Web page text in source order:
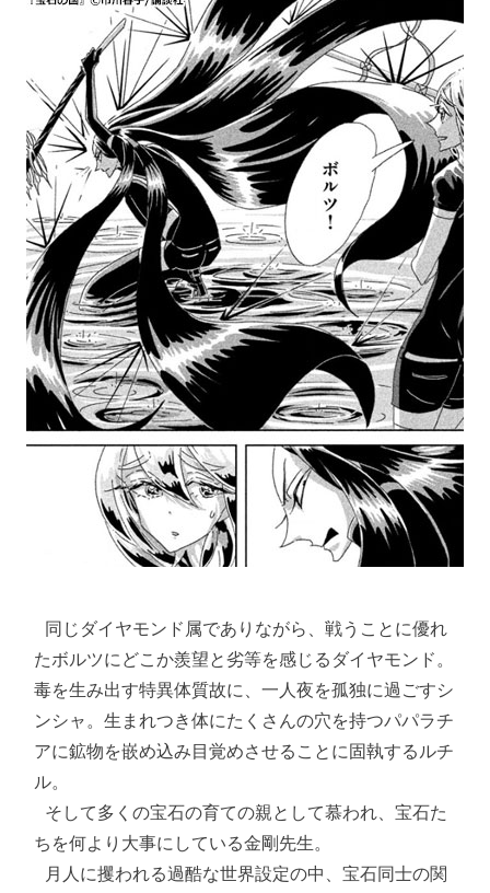
たボルツにどこか羨望と劣等を感じるダイヤモンド。
毒を生み出す特異体質故に、一人夜を孤独に過ごすシ
ンシャ。生まれつき体にたくさんの穴を持つパパラチ
アに鉱物を嵌め込み目覚めさせることに固執するルチ
ル。
ちを何より大事にしている金剛先生。